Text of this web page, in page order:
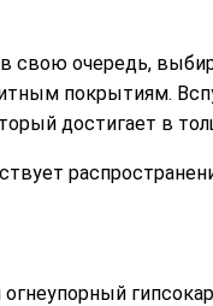
свою очередь,
покрытиям.
достигает в